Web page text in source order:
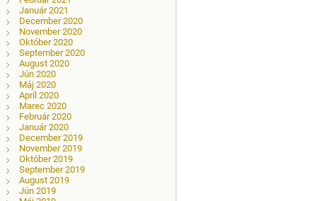
Január 2021
December 2020
November 2020
Október 2020
September 2020
August 2020
Jún 2020
Máj 2020
Apríl 2020
Marec 2020
Február 2020
Január 2020
December 2019
November 2019
Október 2019
September 2019
August 2019
Jún 2019